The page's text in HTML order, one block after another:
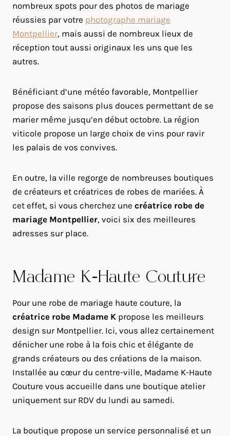
nombreux spots pour des photos de mariage
réussies par votre photographe mariage
Montpellier, mais aussi de nombreux lieux de
réception tout aussi originaux les uns que les
autres.
Bénéficiant d’une météo favorable, Montpellier
propose des saisons plus douces permettant de se
marier même jusqu’en début octobre. La région
viticole propose un large choix de vins pour ravir
les palais de vos convives.
En outre, la ville regorge de nombreuses boutiques
de créateurs et créatrices de robes de mariées. À
cet effet, si vous cherchez une créatrice robe de
mariage Montpellier, voici six des meilleures
adresses sur place.
Madame K-Haute Couture
Pour une robe de mariage haute couture, la
créatrice robe Madame K propose les meilleurs
design sur Montpellier. Ici, vous allez certainement
dénicher une robe à la fois chic et élégante de
grands créateurs ou des créations de la maison.
Installée au cœur du centre-ville, Madame K-Haute
Couture vous accueille dans une boutique atelier
uniquement sur RDV du lundi au samedi.
La boutique propose un service personnalisé et un